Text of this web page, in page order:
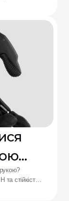
та стійкість